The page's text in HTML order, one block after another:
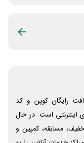
رایگان کوپن و کد
اینترنتی است. در حال
مسابقه، کمپین و